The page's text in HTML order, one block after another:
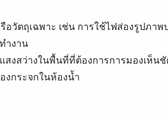
อวัตถุเฉพาะ เช่น การใช้ไฟส่องรูปภาพ
ำงาน
สงสว่างในพื้นที่ที่ต้องการการมองเห็นชั
งกระจกในห้องน้ำ